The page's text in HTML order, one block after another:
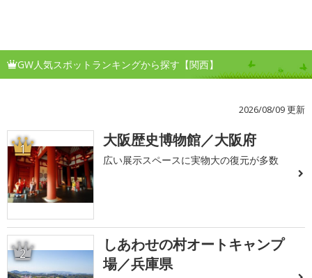
GW人気スポットランキングから探す【関西】
2026/08/09 更新
1 大阪歴史博物館／大阪府
広い展示スペースに実物大の復元が多数
2
しあわせの村オートキャンプ
場／兵庫県